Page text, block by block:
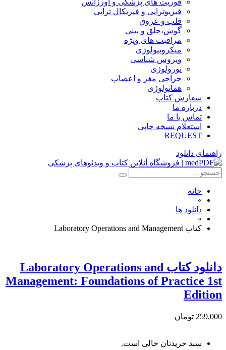
فوریت های پزشکی و اورژانس
فیزیوتراپی و فیزیکال تراپی
قلب و عروق
گوش،حلق و بینی
مراقبت های ویژه
میکروبیولوژی
ویروس شناسی
نورولوژی
جراحی مغز و اعصاب
هماتولوژی
سفارش کتاب
درباره ما
تماس با ما
استعلام نسخه چاپی
REQUEST
راهنمای دانلود
خانه
»
دانلود ها
»
کتاب Laboratory Operations and Management
دانلود کتاب Laboratory Operations and
Management: Foundations of Practice 1st
Edition
259,000 تومان
سبد خریدتان خالی است.